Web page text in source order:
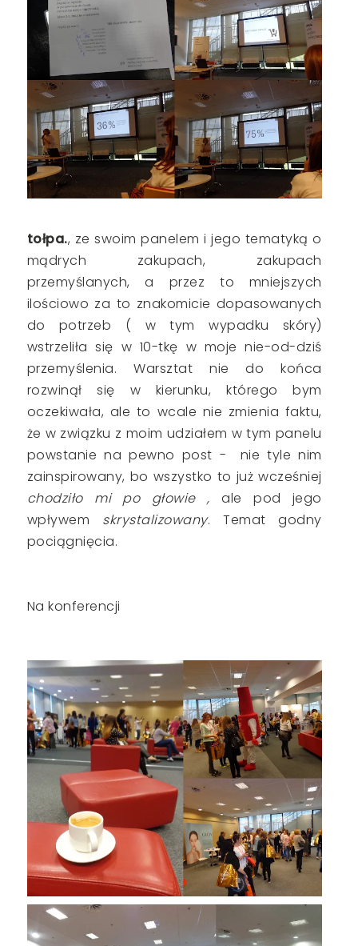
tołpa., ze swoim panelem i jego tematyką o
mądrych zakupach, zakupach
przemyślanych, a przez to mniejszych
ilościowo za to znakomicie dopasowanych
do potrzeb ( w tym wypadku skóry)
wstrzeliła się w 10-tkę w moje nie-od-dziś
przemyślenia. Warsztat nie do końca
rozwinął się w kierunku, którego bym
oczekiwała, ale to wcale nie zmienia faktu,
że w związku z moim udziałem w tym panelu
powstanie na pewno post - nie tyle nim
zainspirowany, bo wszystko to już wcześniej
chodziło mi po głowie , ale pod jego
wpływem skrystalizowany. Temat godny
pociągnięcia.
Na konferencji